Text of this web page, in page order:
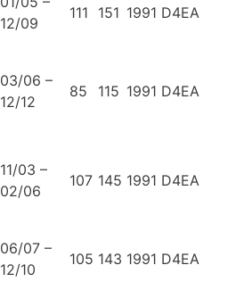
12/09
111 151 1991 D4EA
03/06 –
12/12
85 115 1991 D4EA
11/03 –
02/06
107 145 1991 D4EA
06/07 –
12/10
105 143 1991 D4EA